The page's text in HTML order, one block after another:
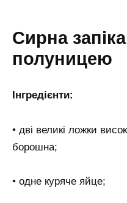
Сирна
полуницею
Інгредієнти:
• дві великі ложки
борошна;
• одне куряче яйце;